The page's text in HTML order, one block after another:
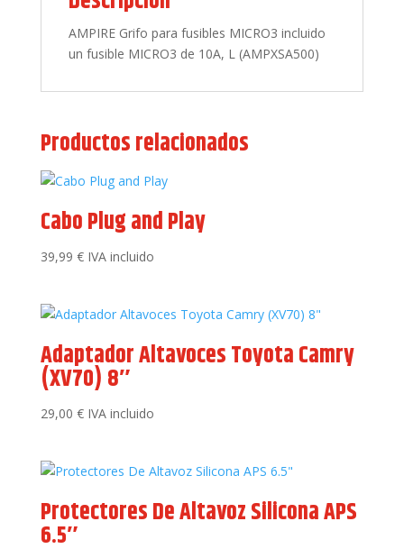
AMPIRE Grifo para fusibles MICRO3 incluido
un fusible MICRO3 de 10A, L (AMPXSA500)
Productos relacionados
Cabo Plug and Play
39,99 € IVA incluido
Adaptador Altavoces Toyota Camry
(XV70) 8″
29,00 € IVA incluido
Protectores De Altavoz Silicona APS
6.5″